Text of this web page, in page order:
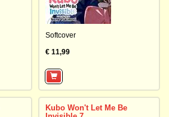
Softcover
€ 11,99
Kubo Won't Let Me Be